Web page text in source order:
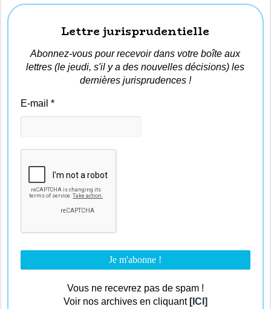
Lettre jurisprudentielle
Abonnez-vous pour recevoir dans votre boîte aux
lettres (le jeudi, s'il y a des nouvelles décisions) les
dernières jurisprudences !
E-mail*
Vous ne recevrez pas de spam !
Voir nos archives en cliquant [ICI]